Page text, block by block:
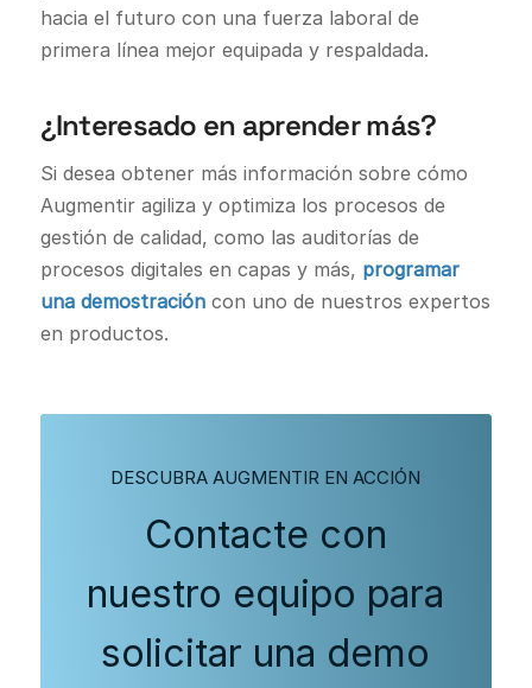
hacia el futuro con una fuerza laboral de
primera línea mejor equipada y respaldada.
¿Interesado en aprender más?
Si desea obtener más información sobre cómo
Augmentir agiliza y optimiza los procesos de
gestión de calidad, como las auditorías de
procesos digitales en capas y más, programar
una demostracióncon uno de nuestros expertos
en productos.
DESCUBRA AUGMENTIR EN ACCIÓN
Contacte con
nuestro equipo para
solicitar una demo